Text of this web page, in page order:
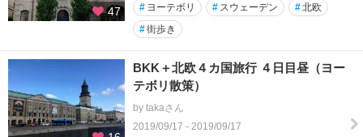
47 # ヨーテボリ # スウェーデン #北欧
#街歩き
BKK＋北欧４カ国旅行 ４日目昼（ヨー
テボリ散策）
by takaさん
2019/09/17 - 2019/09/17